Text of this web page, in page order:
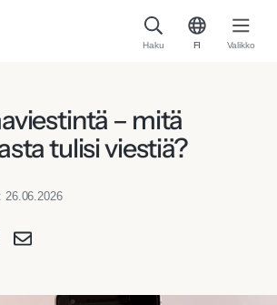
Haku FI Valikko
– mitä
tulisi viestiä?
26.06.2026